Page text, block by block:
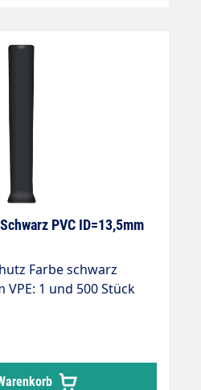
PVC ID=13,5mm
Maße: ID = 13,5 mm VPE: 1 und 500 Stück